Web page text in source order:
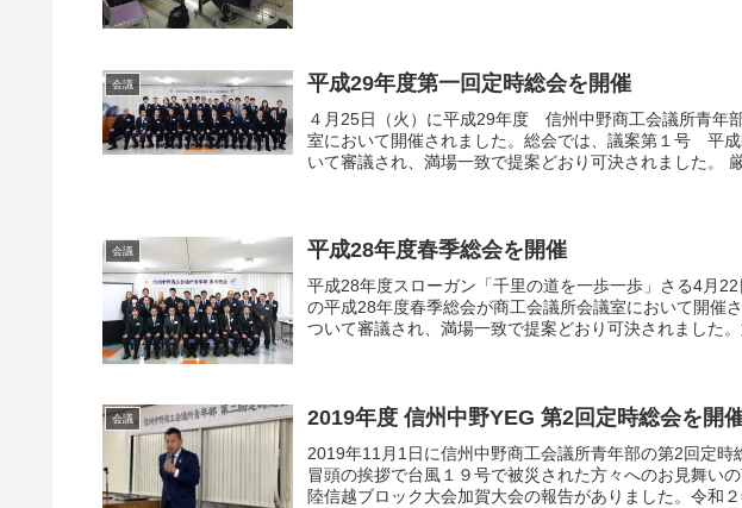
会議 平成29年度第一回定時総会を開催
４月25日（火）に平成29年度 信州中野商工会議所青年
室において開催されました。総会では、議案第１号 平
いて審議され、満場一致で提案どおり可決されました。
会議 平成28年度春季総会を開催
平成28年度スローガン「千里の道を一歩一歩」さる4月
の平成28年度春季総会が商工会議所会議室において開催
ついて審議され、満場一致で提案どおり可決されました
会議 2019年度 信州中野YEG 第2回定時総会を開
2019年11月1日に信州中野商工会議所青年部の第2回定
冒頭の挨拶で台風１９号で被災された方々へのお見舞い
陸信越ブロック大会加賀大会の報告がありました。令和２